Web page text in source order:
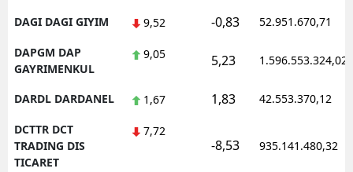
DAGI DAGI GIYIM 9,52 -0,83 52.951.670,71
DAPGM DAP
GAYRIMENKUL
9,05 5,23 1.596.553.324,02
DARDL DARDANEL 1,67 1,83 42.553.370,12
DCTTR DCT
TRADING DIS
TICARET
7,72
-8,53 935.141.480,32